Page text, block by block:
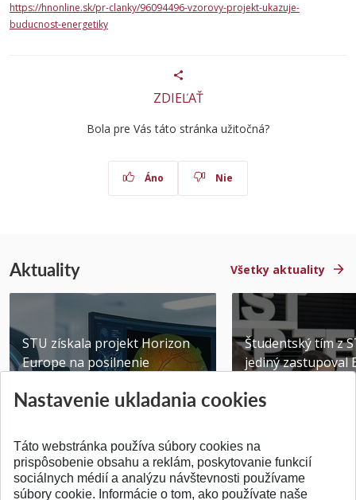
https://hnonline.sk/pr-clanky/96094496-vzorovy-projekt-ukazuje-
buducnost-energetiky
ZDIEĽAŤ
Bola pre Vás táto stránka užitočná?
Áno Nie
Aktuality Všetky aktuality
STU získala projekt Horizon
Europe na posilnenie
Publikované 31.07.2026
Študentský tím z
jediný zastupoval
Publikované
Nastavenie ukladania cookies
Táto webstránka používa súbory cookies na
prispôsobenie obsahu a reklám, poskytovanie funkcií
sociálnych médií a analýzu návštevnosti používame
súbory cookie. Informácie o tom, ako používate naše